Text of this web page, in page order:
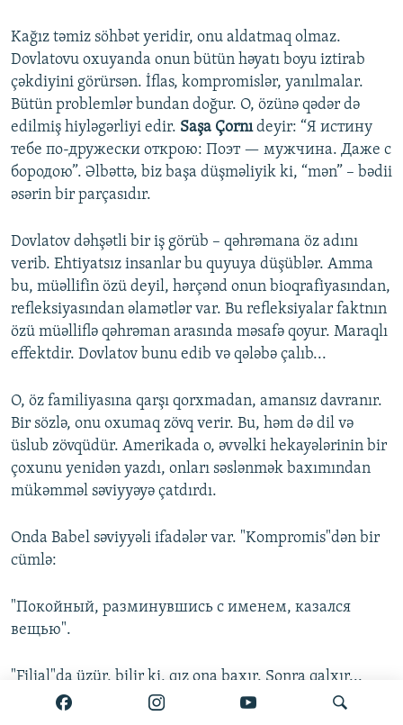
Kağız təmiz söhbət yeridir, onu aldatmaq olmaz.
Dovlatovu oxuyanda onun bütün həyatı boyu iztirab
çəkdiyini görürsən. İflas, kompromislər, yanılmalar.
Bütün problemlər bundan doğur. O, özünə qədər də
edilmiş hiyləgərliyi edir. Saşa Çornıdeyir: “Я истину
тебе по-дружески открою: Поэт — мужчина. Даже с
бородою”. Əlbəttə, biz başa düşməliyik ki, “mən” – bədii
əsərin bir parçasıdır.
Dovlatov dəhşətli bir iş görüb – qəhrəmana öz adını
verib. Ehtiyatsız insanlar bu quyuya düşüblər. Amma
bu, müəllifin özü deyil, hərçənd onun bioqrafiyasından,
refleksiyasından əlamətlər var. Bu refleksiyalar faktnın
özü müəlliflə qəhrəman arasında məsafə qoyur. Maraqlı
effektdir. Dovlatov bunu edib və qələbə çalıb...
O, öz familiyasına qarşı qorxmadan, amansız davranır.
Bir sözlə, onu oxumaq zövq verir. Bu, həm də dil və
üslub zövqüdür. Amerikada o, əvvəlki hekayələrinin bir
çoxunu yenidən yazdı, onları səslənmək baxımından
mükəmməl səviyyəyə çatdırdı.
Onda Babel səviyyəli ifadələr var. "Kompromis"dən bir
cümlə:
"Покойный, разминувшись с именем, казался
вещью".
"Filial"da üzür, bilir ki, qız ona baxır. Sonra qalxır...
Orda bir cümlə var: